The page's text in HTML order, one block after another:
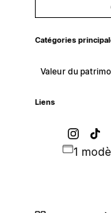
Catégories
Valeur du
Liens
1